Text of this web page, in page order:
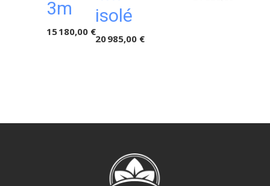
3m
15 180,00 €
isolé
20 985,00 €